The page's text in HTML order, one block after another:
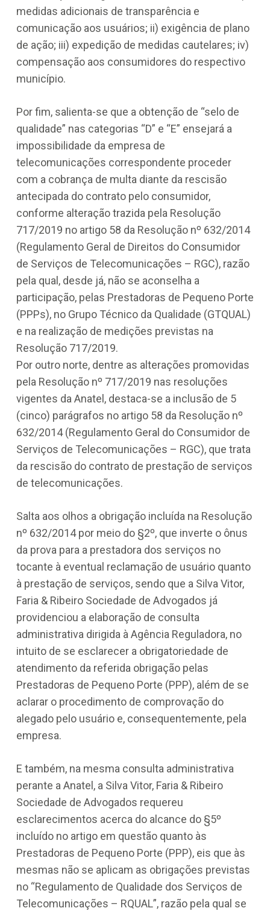
medidas adicionais de transparência e
comunicação aos usuários; ii) exigência de plano
de ação; iii) expedição de medidas cautelares; iv)
compensação aos consumidores do respectivo
município.
Por fim, salienta-se que a obtenção de “selo de
qualidade” nas categorias “D” e “E” ensejará a
impossibilidade da empresa de
telecomunicações correspondente proceder
com a cobrança de multa diante da rescisão
antecipada do contrato pelo consumidor,
conforme alteração trazida pela Resolução
717/2019 no artigo 58 da Resolução nº 632/2014
(Regulamento Geral de Direitos do Consumidor
de Serviços de Telecomunicações – RGC), razão
pela qual, desde já, não se aconselha a
participação, pelas Prestadoras de Pequeno Porte
(PPPs), no Grupo Técnico da Qualidade (GTQUAL)
e na realização de medições previstas na
Resolução 717/2019.
Por outro norte, dentre as alterações promovidas
pela Resolução nº 717/2019 nas resoluções
vigentes da Anatel, destaca-se a inclusão de 5
(cinco) parágrafos no artigo 58 da Resolução nº
632/2014 (Regulamento Geral do Consumidor de
Serviços de Telecomunicações – RGC), que trata
da rescisão do contrato de prestação de serviços
de telecomunicações.
Salta aos olhos a obrigação incluída na Resolução
nº 632/2014 por meio do §2º, que inverte o ônus
da prova para a prestadora dos serviços no
tocante à eventual reclamação de usuário quanto
à prestação de serviços, sendo que a Silva Vitor,
Faria & Ribeiro Sociedade de Advogados já
providenciou a elaboração de consulta
administrativa dirigida à Agência Reguladora, no
intuito de se esclarecer a obrigatoriedade de
atendimento da referida obrigação pelas
Prestadoras de Pequeno Porte (PPP), além de se
aclarar o procedimento de comprovação do
alegado pelo usuário e, consequentemente, pela
empresa.
E também, na mesma consulta administrativa
perante a Anatel, a Silva Vitor, Faria & Ribeiro
Sociedade de Advogados requereu
esclarecimentos acerca do alcance do §5º
incluído no artigo em questão quanto às
Prestadoras de Pequeno Porte (PPP), eis que às
mesmas não se aplicam as obrigações previstas
no “Regulamento de Qualidade dos Serviços de
Telecomunicações – RQUAL”, razão pela qual se